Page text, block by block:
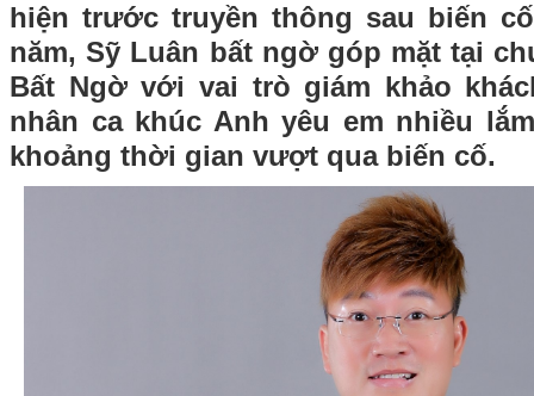
hiện trước truyền thông sau biến
năm, Sỹ Luân bất ngờ góp mặt tại
Bất Ngờ với vai trò giám khảo
nhân ca khúc Anh yêu em nhiều
khoảng thời gian vượt qua biến cố.